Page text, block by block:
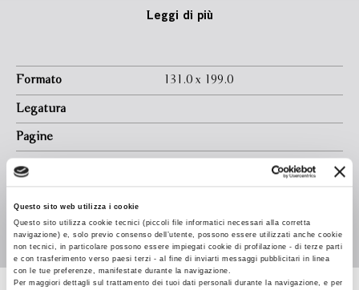
Questo sito web utilizza i cookie
Questo sito utilizza cookie tecnici (piccoli file informatici necessari alla corretta
navigazione) e, solo previo consenso dell’utente, possono essere utilizzati anche cookie
non tecnici, in particolare possono essere impiegati cookie di profilazione - di terze parti
e con trasferimento verso paesi terzi - al fine di inviarti messaggi pubblicitari in linea
con le tue preferenze, manifestate durante la navigazione.
Per maggiori dettagli sul trattamento dei tuoi dati personali durante la navigazione, e per
"caso" Liszt, attraverso un discorso metodologico sugli
racconto biografico, sino alla definizione di una nuova
immagine del compositore ungherese. Trionfante virtuoso e
frequentatore dell'alta società, Liszt termina i suoi anni
chiuso nella riservatezza dell'asceta e nella sperimentazione
di nuovi linguaggi musicali. Una storia da riscoprire.
Leggi di più
Formato 131.0 x 199.0
Legatura
Pagine
In libreria da
Isbn 9788845267079